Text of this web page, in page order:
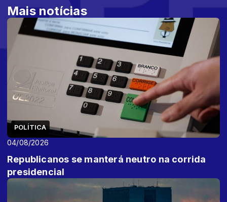
Mais notícias
POLÍTICA
04/08/2026
Republicanos se manterá neutro na corrida
presidencial